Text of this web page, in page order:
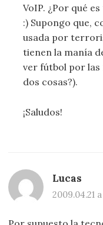
VoIP. ¿Por qué
:) Supongo que,
usada por
tienen la manía
ver fútbol por las
dos cosas?).
¡Saludos!
Lucas
2009.04.21